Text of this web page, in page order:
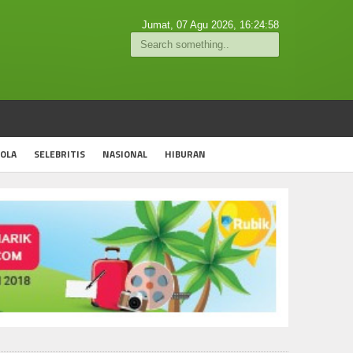
Jumat, 07 Agu 2026, 16:24:59
SELEBRITIS NASIONAL HIBURAN